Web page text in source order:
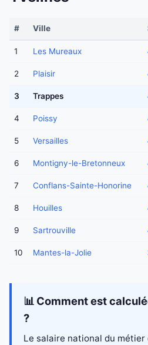
# Ville
1 Les Mureaux
2 Plaisir
3 Trappes
4 Poissy
5 Versailles
6 Montigny-le-Bretonneux
7 Conflans-Sainte-Honorine
8 Houilles
9 Sartrouville
10 Mantes-la-Jolie
📊 Comment est
?
Le salaire national du